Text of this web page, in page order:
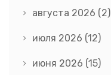
августа 2026 (2)
июля 2026 (12)
июня 2026 (15)